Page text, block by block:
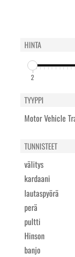
HINTA
2
TYYPPI
TUNNISTEET
välitys
kardaani
lautaspyörä
perä
pultti
Hinson
banjo